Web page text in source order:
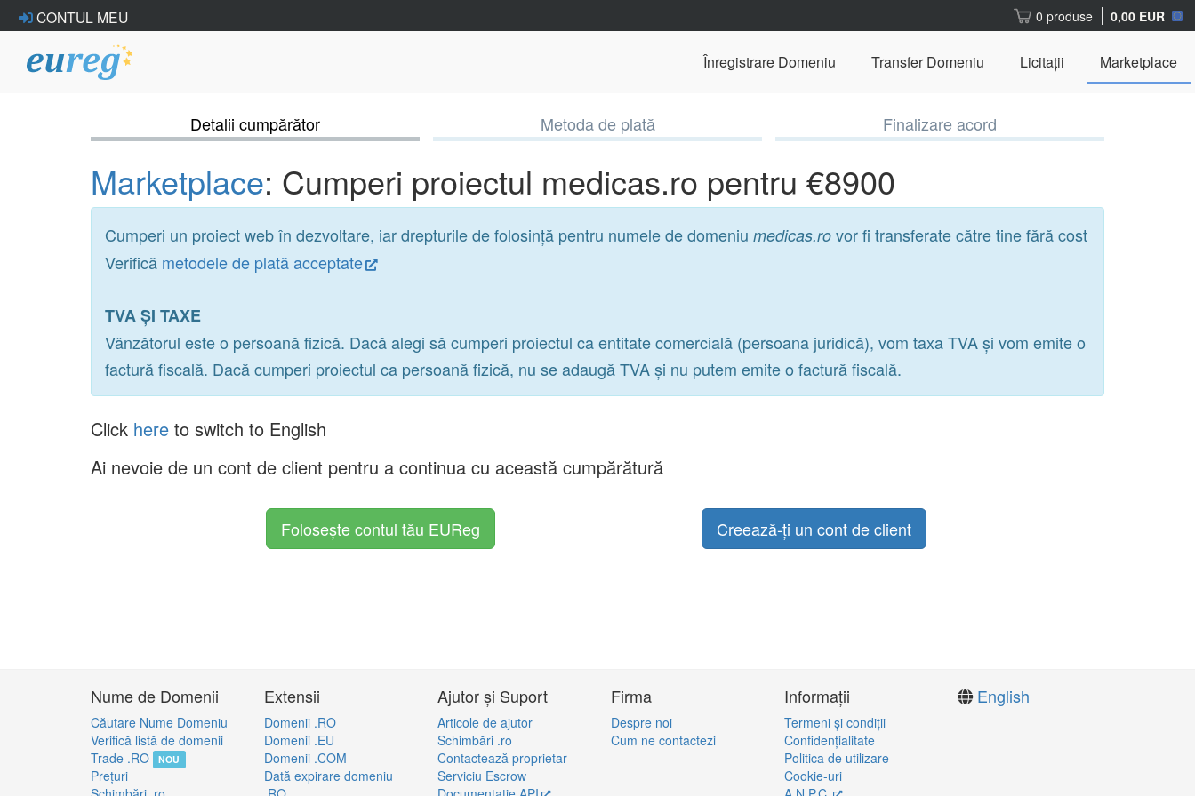
CONTUL MEU 0 produse 0,00 EUR
Înregistrare Domeniu Transfer Domeniu Licitații Marketplace
Detalii cumpărător Metoda de plată Finalizare acord
Marketplace: Cumperi proiectul medicas.ro pentru €8900
Cumperi un proiect web în dezvoltare, iar drepturile de folosință pentru numele de domeniu medicas.ro vor fi transferate către tine fără cost
Verifică metodele de plată acceptate
TVA ȘI TAXE
Vânzătorul este o persoană fizică. Dacă alegi să cumperi proiectul ca entitate comercială (persoana juridică), vom taxa TVA și vom emite o
factură fiscală. Dacă cumperi proiectul ca persoană fizică, nu se adaugă TVA și nu putem emite o factură fiscală.
Click here to switch to English
Ai nevoie de un cont de client pentru a continua cu această cumpărătură
Folosește contul tău EUReg Creează-ți un cont de client
Nume de Domenii
Căutare Nume Domeniu
Verifică listă de domenii
Trade .RO
NOU
Preţuri
Extensii
Domenii .RO
Domenii .EU
Domenii .COM
Dată expirare domeniu
Ajutor și Suport
Articole de ajutor
Schimbări .ro
Contactează proprietar
Serviciu Escrow
Firma
Despre noi
Cum ne contactezi
Informații
Termeni şi condiţii
Confidenţialitate
Politica de utilizare
Cookie-uri
English